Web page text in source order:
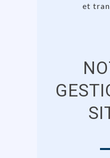
et